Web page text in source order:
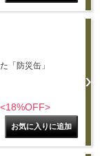
「防災缶」
<18%OFF>